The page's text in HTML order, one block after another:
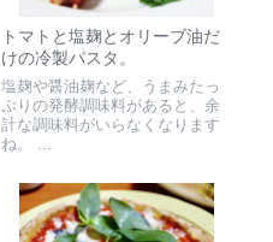
トマトと塩麹とオリーブ油だ
けの冷製パスタ。
塩麹や醤油麹など、うまみたっ
ぷりの発酵調味料があると、余
計な調味料がいらなくなります
ね。 ...